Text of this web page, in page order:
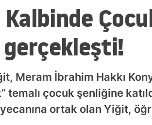
Amasya
Ankara
Antalya
Artvin
Aydın
Balıkesir
Meram İbrahim Hakkı
temalı çocuk şenliğine
ortak olan Yiğit,